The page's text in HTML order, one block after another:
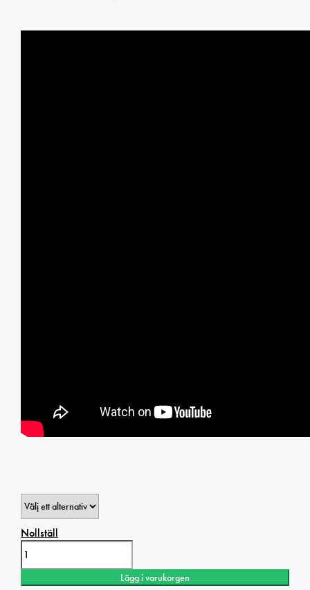
Nollställ
Winsor&Newton
Series
7
Kolinsky
Lägg i varukorgen